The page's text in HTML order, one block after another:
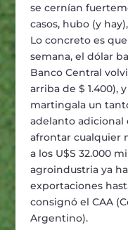
se cernían
casos, hubo (y
Lo concreto es
semana, el dólar
Banco Central
arriba de $ 1.400),
martingala un
adelanto adicional
afrontar cualquier
a los U$S 32.000
agroindustria ya
exportaciones
consignó el CAA
Argentino).